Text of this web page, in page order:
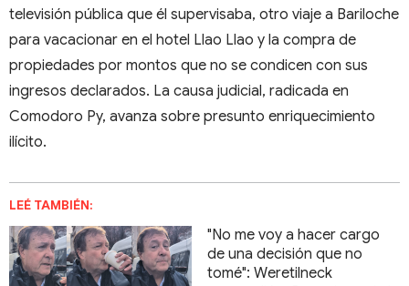
televisión pública que él supervisaba, otro viaje a Bariloche
para vacacionar en el hotel Llao Llao y la compra de
propiedades por montos que no se condicen con sus
ingresos declarados. La causa judicial, radicada en
Comodoro Py, avanza sobre presunto enriquecimiento
ilícito.
LEÉ TAMBIÉN:
"No me voy a hacer cargo
de una decisión que no
tomé": Weretilneck